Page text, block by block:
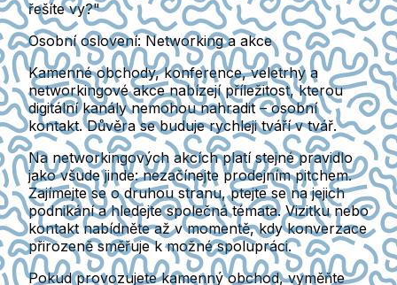
řešíte vy?"
Osobní oslovení: Networking a akce
Kamenné obchody, konference, veletrhy a
networkingové akce nabízejí příležitost, kterou
digitální kanály nemohou nahradit – osobní
kontakt. Důvěra se buduje rychleji tváří v tvář.
Na networkingových akcích platí stejné pravidlo
jako všude jinde: nezačínejte prodejním pitchem.
Zajímejte se o druhou stranu, ptejte se na jejich
podnikání a hledejte společná témata. Vizitku nebo
kontakt nabídněte až v momentě, kdy konverzace
přirozeně směřuje k možné spolupráci.
Pokud provozujete kamenný obchod, vyměňte